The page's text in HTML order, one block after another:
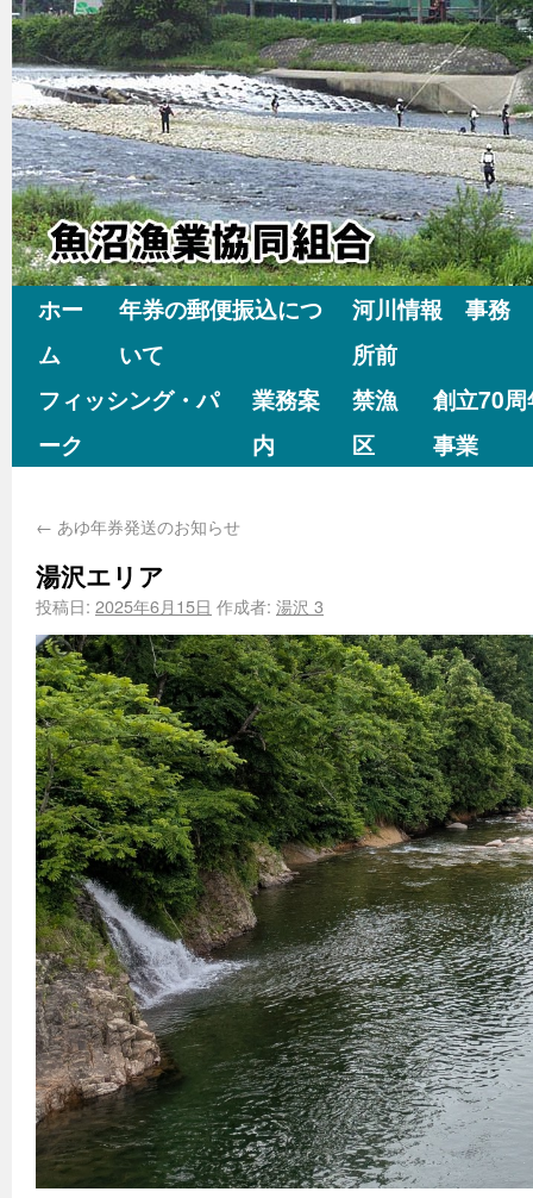
ホー
ム
年券の郵便振込につ
いて
河川情報 事務
所前
フィッシング・パ
ーク
業務案
内
禁漁
区
創立70
事業
← あゆ年券発送のお知らせ
湯沢エリア
投稿日: 2025年6月15日 作成者: 湯沢 3